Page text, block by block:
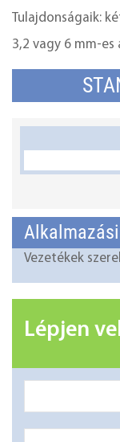
Tulajdonságaik:
3,2 vagy 6 mm-
Vezetékek
Lépjen